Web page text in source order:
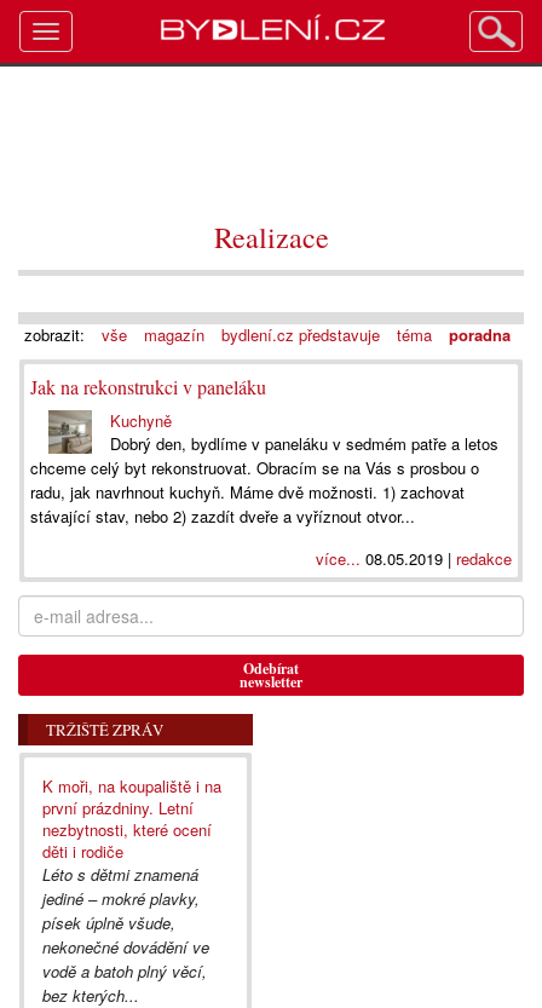
Realizace
zobrazit: vše magazín bydlení.cz představuje téma poradna
Jak na rekonstrukci v paneláku
Kuchyně
Dobrý den, bydlíme v paneláku v sedmém patře a letos
chceme celý byt rekonstruovat. Obracím se na Vás s prosbou o
radu, jak navrhnout kuchyň. Máme dvě možnosti. 1) zachovat
stávající stav, nebo 2) zazdít dveře a vyříznout otvor...
více... 08.05.2019 | redakce
Odebírat
newsletter
TRŽIŠTĚ ZPRÁV
K moři, na koupaliště i na
první prázdniny. Letní
nezbytnosti, které ocení
děti i rodiče
Léto s dětmi znamená
jediné – mokré plavky,
písek úplně všude,
nekonečné dovádění ve
vodě a batoh plný věcí,
bez kterých...
Toggle
navigation